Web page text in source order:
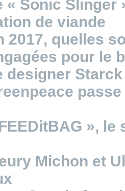
« Sonic
de viande
2017, quelles
pour le
designer
», le
Michon et